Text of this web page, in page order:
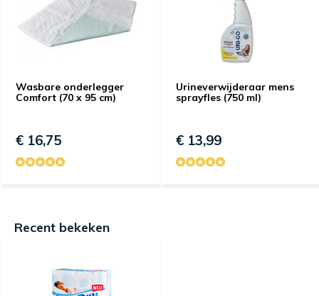
Wasbare onderlegger
Comfort (70 x 95 cm)
€ 16,75
Urineverwijderaar mens
sprayfles (750 ml)
€ 13,99
Recent bekeken